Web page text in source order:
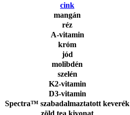
cink
mangán
réz
A-vitamin
króm
jód
molibdén
szelén
K2-vitamin
D3-vitamin
Spectra™ szabadalmaztatott keverék
zöld tea kivonat